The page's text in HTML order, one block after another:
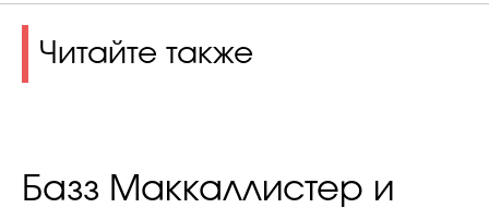
Читайте также
Базз Маккаллистер и